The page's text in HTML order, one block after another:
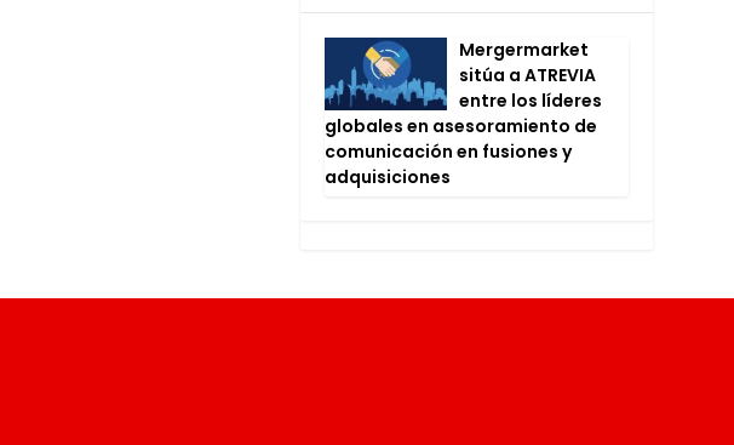
Mer­ger­mar­ket
sitúa a ATRE­VIA
entre los líde­res
glo­ba­les en ase­so­ra­mien­to de
comu­ni­ca­ción en fusio­nes y
adqui­si­cio­nes